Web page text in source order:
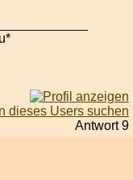
Antwort 9